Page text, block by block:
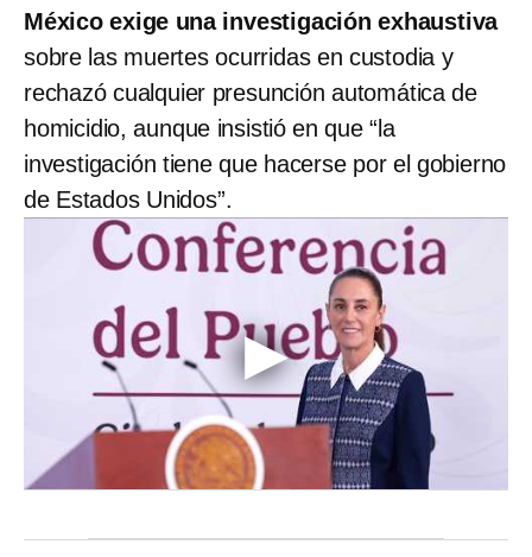
México exige una investigación exhaustiva
sobre las muertes ocurridas en custodia y
rechazó cualquier presunción automática de
homicidio, aunque insistió en que “la
investigación tiene que hacerse por el gobierno
de Estados Unidos”.